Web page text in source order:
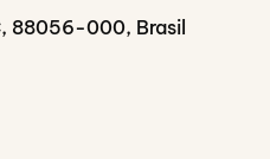
88056-000, Brasil